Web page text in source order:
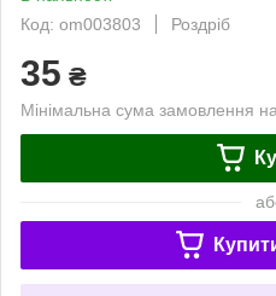
Код: om003803
Роздріб
35 ₴
Мінімальна сума замовлення